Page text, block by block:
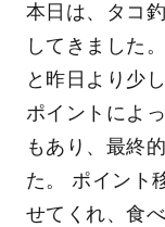
本日は、タコ
してきました
と昨日より少
ポイントによ
もあり、最終
た。 ポイント
せてくれ、食